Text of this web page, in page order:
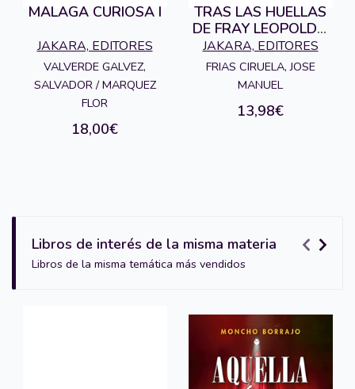
MALAGA CURIOSA I
JAKARA, EDITORES
VALVERDE GALVEZ,
SALVADOR / MARQUEZ
FLOR
18,00€
TRAS LAS HUELLAS
DE FRAY LEOPOLDO
DE ALPANDEIRE
JAKARA, EDITORES
FRIAS CIRUELA, JOSE
MANUEL
13,98€
Libros de interés de la misma materia
Libros de la misma temática más vendidos